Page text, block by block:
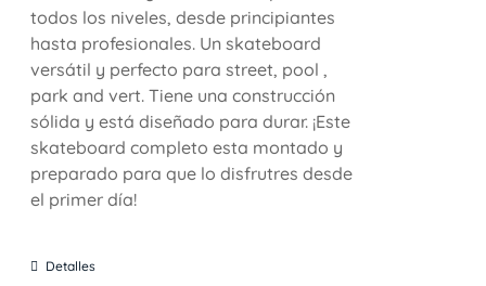
todos los niveles, desde principiantes
hasta profesionales. Un skateboard
versátil y perfecto para street, pool ,
park and vert. Tiene una construcción
sólida y está diseñado para durar. ¡Este
skateboard completo esta montado y
preparado para que lo disfrutres desde
el primer día!
Detalles